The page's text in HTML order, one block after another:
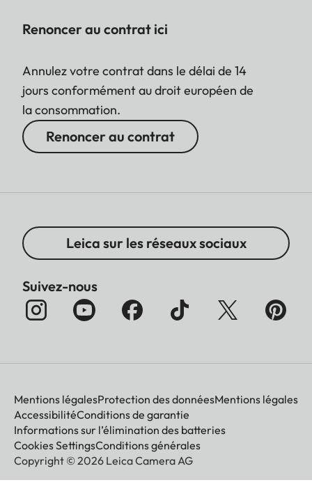
Renoncer au contrat ici
Annulez votre contrat dans le délai de 14
jours conformément au droit européen de
la consommation.
Renoncer au contrat
Leica sur les réseaux sociaux
Suivez-nous
Mentions légalesProtection des donnéesMentions légales
AccessibilitéConditions de garantie
Informations sur l’élimination des batteries
Cookies SettingsConditions générales
Copyright © 2026 Leica Camera AG